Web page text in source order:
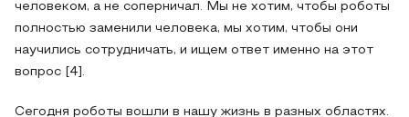
человеком, а не соперничал. Мы не хотим, чтобы роботы
полностью заменили человека, мы хотим, чтобы они
научились сотрудничать, и ищем ответ именно на этот
вопрос [4].
Сегодня роботы вошли в нашу жизнь в разных областях.